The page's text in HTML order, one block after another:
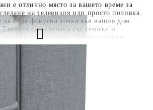
е отлично място за вашето време за
на телевизия или просто почивка.
да бъде фокусна точка във вашия дом.
се отличава със семпъл и
и издръжлива. Удобно седене:
удобно с дебело подплатената
и облегалката. Поддържащи крака:
се поддържа от здрави крака, които
стабилност, безопасност и здравина.
Отличаваща се със семпъл, но модерен
за всекидневна е предназначена да
във вашата стая. Максимално 110 кг на
се с риска от открит огън и други
БЕЗ РЕГИСТРАЦИЯ
се свърже с Вас в рамките на работния ден!